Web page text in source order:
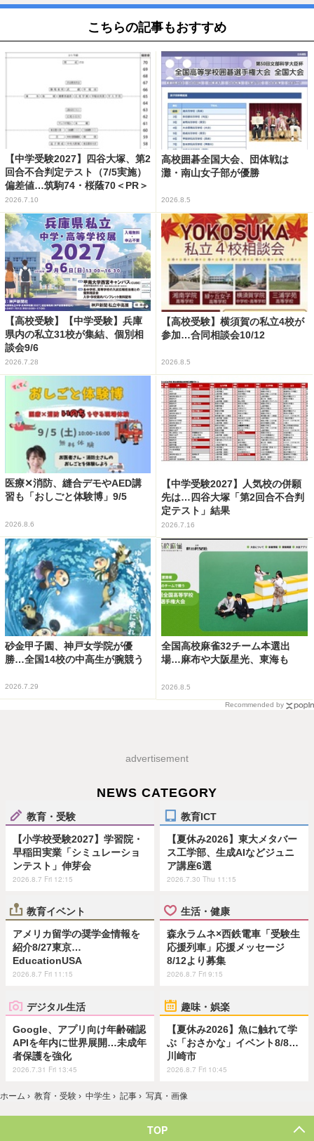
こちらの記事もおすすめ
【中学受験2027】四谷大塚、第2
回合不合判定テスト（7/5実施）
偏差値…筑駒74・桜蔭70＜PR＞
2026.7.10
高校囲碁全国大会、団体戦は
灘・南山女子部が優勝
2026.8.5
【高校受験】【中学受験】兵庫
県内の私立31校が集結、個別相
談会9/6
2026.7.28
【高校受験】横須賀の私立4校が
参加…合同相談会10/12
2026.8.5
医療✕消防、縫合デモやAED講
習も「おしごと体験博」9/5
2026.8.6
【中学受験2027】人気校の併願
先は…四谷大塚「第2回合不合判
定テスト」結果
2026.7.16
砂金甲子園、神戸女学院が優
勝…全国14校の中高生が腕競う
2026.7.29
全国高校麻雀32チーム本選出
場…麻布や大阪星光、東海も
2026.8.5
Recommended by
advertisement
NEWS CATEGORY
教育・受験
【小学校受験2027】学習院・
早稲田実業「シミュレーショ
ンテスト」伸芽会
2026.8.7 Fri 12:15
教育ICT
【夏休み2026】東大メタバー
ス工学部、生成AIなどジュニ
ア講座6選
2026.7.30 Thu 11:15
教育イベント
アメリカ留学の奨学金情報を
紹介8/27東京…
EducationUSA
2026.8.7 Fri 11:15
生活・健康
森永ラムネ×西鉄電車「受験生
応援列車」応援メッセージ
8/12より募集
2026.8.7 Fri 9:15
デジタル生活
Google、アプリ向け年齢確認
APIを年内に世界展開…未成年
者保護を強化
2026.7.31 Fri 13:45
趣味・娯楽
【夏休み2026】魚に触れて学
ぶ「おさかな」イベント8/8…
川崎市
2026.8.7 Fri 10:45
ホーム › 教育・受験 › 中学生 › 記事 › 写真・画像
TOP